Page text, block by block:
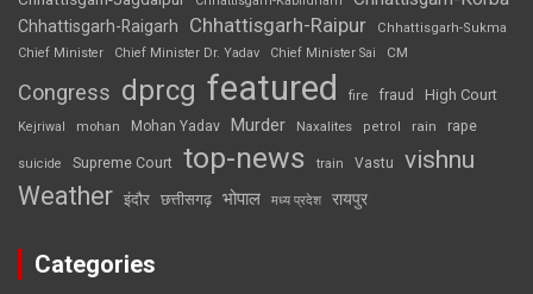
Chhattisgarh-Raigarh Chhattisgarh-Raipur
Chhattisgarh-Sukma
Chief Minister
Chief Minister Dr. Yadav Chief Minister Sai CM
Congress dprcg featured fire fraud High Court
Kejriwal mohan Mohan Yadav Murder Naxalites petrol rain rape
suicide Supreme Court top-news train Vastu vishnu
Weather इंदौर छत्तीसगढ़ भोपाल मध्य प्रदेश रायपुर
Categories